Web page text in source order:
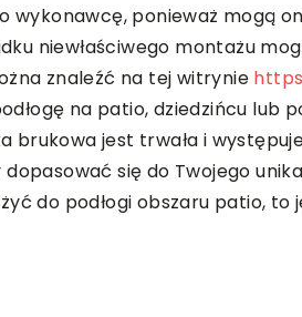
ponieważ mogą
niewłaściwego montażu
znaleźć na tej witrynie
na patio, dziedzińcu lub
brukowa jest trwała i
się do Twojego
do podłogi obszaru patio, to